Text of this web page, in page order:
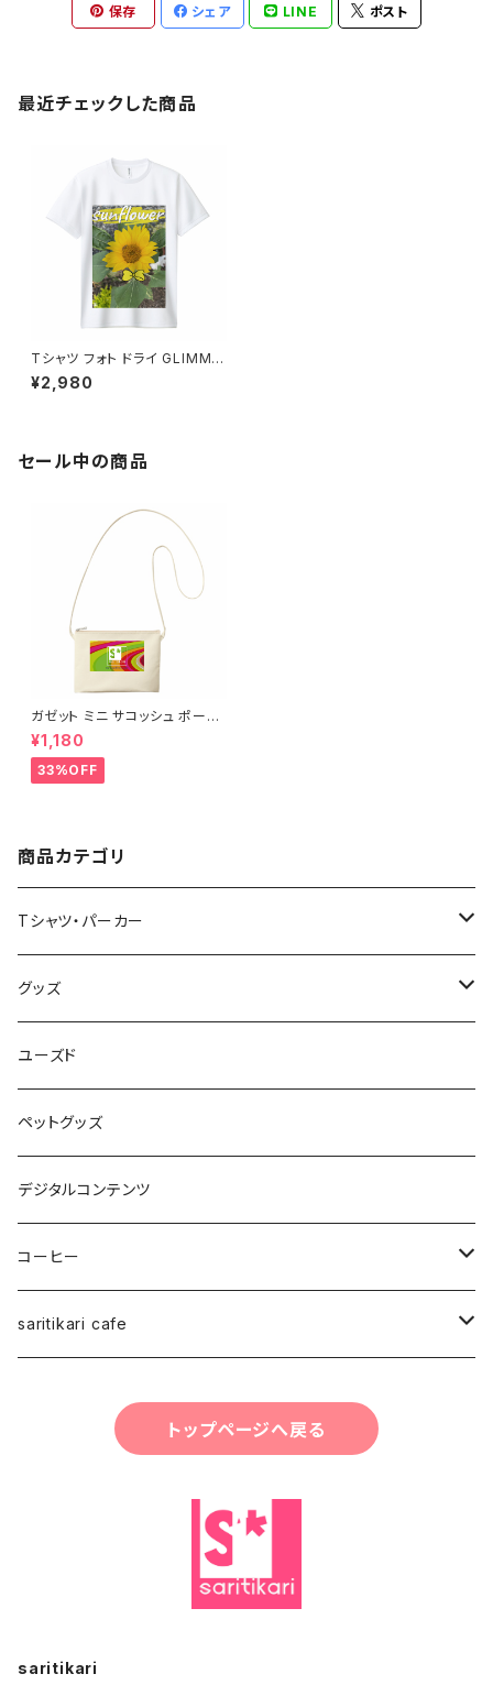
保存 シェア LINE ポスト
最近チェックした商品
Tシャツ フォト ドライ GLIMME
R ポリエステル 写真プリント U
Vカット 吸汗 速乾 T shirt オリ
iginal harley sunflower ひま
わり
¥2,980
セール中の商品
ガゼット ミニ サコッシュ ポーチ
キャンバス ファスナーポーチ 底
マチ付き ナチュラル オリジナル
巾着 プリント バッグ 袋 旅行 化
粧 メイク 筆入 文具 文房具 ペ
ー
¥1,180
33%OFF
商品カテゴリ
Tシャツ・パーカー
半袖Tシャツ
長袖Tシャツ
パーカー・その他
Japan Art
スタッフ
グッズ
バッグ・ポーチ
雑貨・小物
ユーズド
ペットグッズ
デジタルコンテンツ
コーヒー
saritikariブレンドコーヒー豆
saritikari cafe
トップページへ戻る
saritikari